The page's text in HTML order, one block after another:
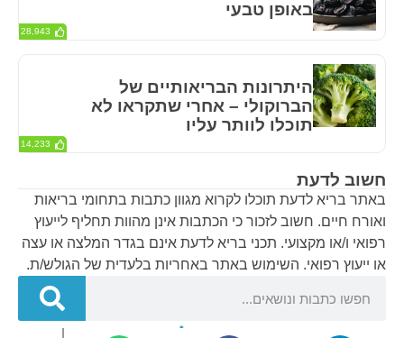
חשוב לדעת
באתר בריא לדעת תוכלו לקרוא מגוון כתבות בתחומי בריאות
ואורח חיים. חשוב לזכור כי הכתבות אינן מהוות תחליף לייעוץ
רפואי ו/או מקצועי. תכני בריא לדעת אינם בגדר המלצה או עצה
או ייעוץ רפואי. השימוש באתר באחריות בלעדית של הגולש/ת.
באופן טבעי
28,943
היתרונות הבריאותיים של
הברוקולי – אחרי שתקראו לא
תוכלו לוותר עליו
14,233